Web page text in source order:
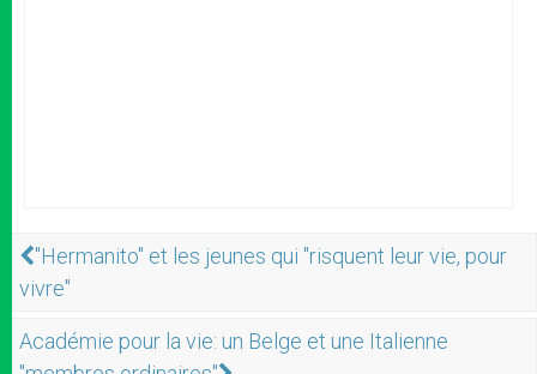
"Hermanito" et les jeunes qui "risquent leur vie, pour
vivre"
Académie pour la vie: un Belge et une Italienne